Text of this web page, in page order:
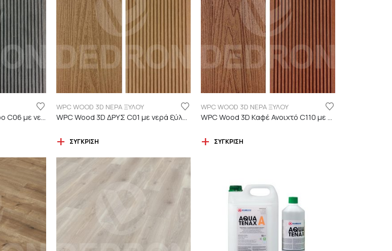
WPC WOOD 3D ΝΕΡΑ ΞΥΛΟΥ
ΣΎΓΚΡΙΣΗ
WPC WOOD 3D ΝΕΡΑ ΞΥΛΟΥ
ΣΎΓΚΡΙΣΗ